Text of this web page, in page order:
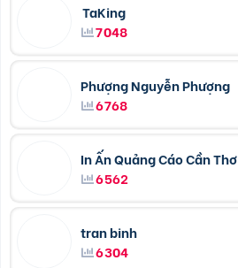
TaKing
7048
Phượng Nguyễn Phượng
6768
In Ấn Quảng Cáo Cần Thơ
6562
tran binh
6304